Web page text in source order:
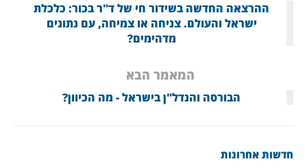
ההרצאה החדשה בשידור חי של ד"ר בכור: כלכלת
ישראל והעולם. צניחה או צמיחה, עם נתונים
מדהימים?
המאמר הבא
הבורסה והנדל"ן בישראל - מה הכיוון?
חדשות אחרונות